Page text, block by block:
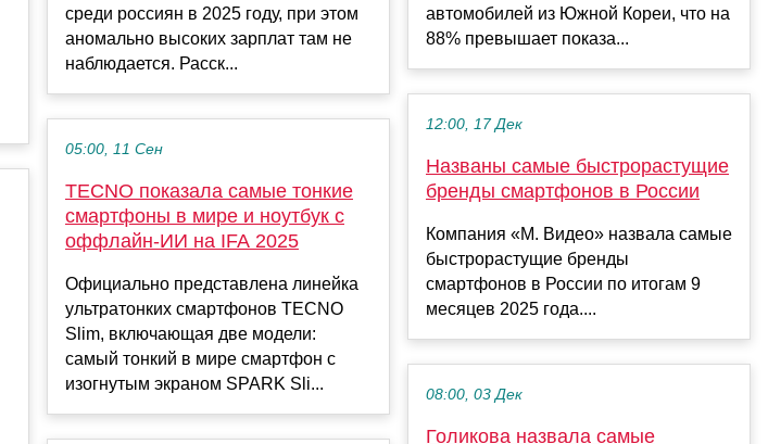
среди россиян в 2025 году, при этом
аномально высоких зарплат там не
наблюдается. Расск...
05:00, 11 Сен
TECNO показала самые тонкие
смартфоны в мире и ноутбук с
оффлайн-ИИ на IFA 2025
Официально представлена линейка
ультратонких смартфонов TECNO
Slim, включающая две модели:
самый тонкий в мире смартфон с
изогнутым экраном SPARK Sli...
автомобилей из Южной Кореи, что на
88% превышает показа...
12:00, 17 Дек
Названы самые быстрорастущие
бренды смартфонов в России
Компания «М. Видео» назвала самые
быстрорастущие бренды
смартфонов в России по итогам 9
месяцев 2025 года....
08:00, 03 Дек
Голикова назвала самые